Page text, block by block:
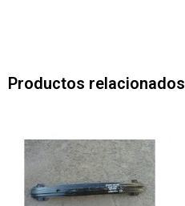
Productos relacionados